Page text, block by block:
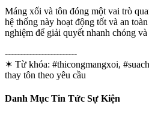
Máng xối và tôn đóng một vai trò
hệ thống này hoạt động tốt và an
nghiệm để giải quyết nhanh chóng và
------------------------
✶ Từ khóa: #thicongmangxoi,
thay tôn theo yêu cầu
Danh Mục Tin Tức Sự Kiện